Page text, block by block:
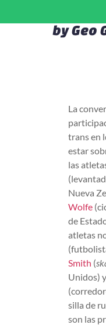
byGeo
La
trans en
estar
las
Nueva
Wolfe
de
atletas
Smith (
Unidos) y
silla de
son las